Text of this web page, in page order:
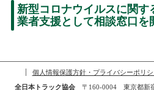
新型コロナウイルスに関す
業者支援として相談窓口を
個人情報保護方針・プライバシーポリシ
全日本トラック協会〒160-0004 東京都新宿